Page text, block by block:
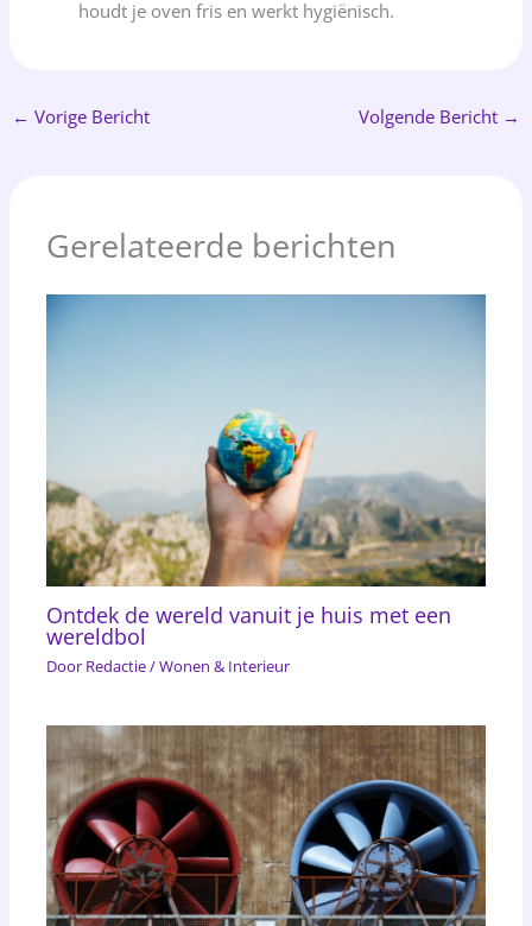
houdt je oven fris en werkt hygiënisch.
← Vorige Bericht Volgende Bericht →
Gerelateerde berichten
Ontdek de wereld vanuit je huis met een
wereldbol
Door Redactie/Wonen & Interieur